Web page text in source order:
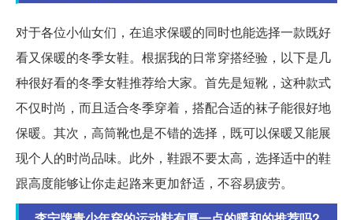
对于各位小仙女们，在追求保暖的同时也能选择一款既好
看又保暖的冬季女鞋。根据我的日常穿搭经验，以下是几
种很好看的冬季女鞋推荐给大家。首先是短靴，这种款式
不仅时尚，而且适合冬季穿着，搭配合适的袜子能很好地
保暖。其次，高筒靴也是不错的选择，既可以保暖又能展
现个人的时尚品味。此外，鞋跟不要太高，选择适中的鞋
跟高度能够让你走起路来更加舒适，不容易疲劳。